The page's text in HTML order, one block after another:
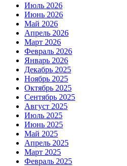
Июль 2026
Июнь 2026
Май 2026
Апрель 2026
Март 2026
Февраль 2026
Январь 2026
Декабрь 2025
Ноябрь 2025
Октябрь 2025
Сентябрь 2025
Август 2025
Июль 2025
Июнь 2025
Май 2025
Апрель 2025
Март 2025
Февраль 2025